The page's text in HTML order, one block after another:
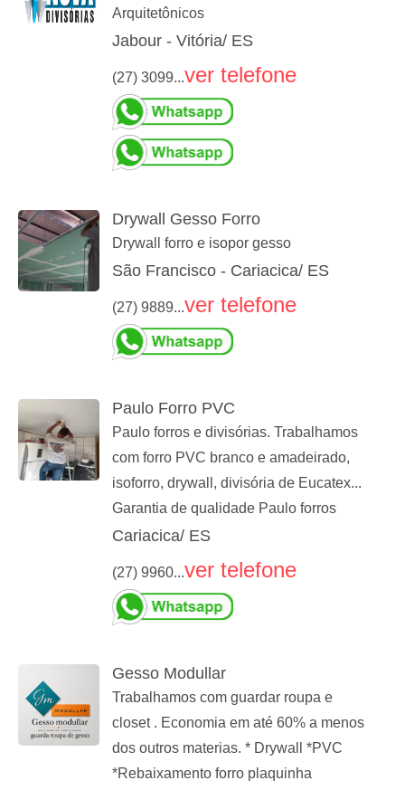
Arquitetônicos
Jabour - Vitória/ ES
(27) 3099...ver telefone
Drywall Gesso Forro
Drywall forro e isopor gesso
São Francisco - Cariacica/ ES
(27) 9889...ver telefone
Paulo Forro PVC
Paulo forros e divisórias. Trabalhamos
com forro PVC branco e amadeirado,
isoforro, drywall, divisória de Eucatex...
Garantia de qualidade Paulo forros
Cariacica/ ES
(27) 9960...ver telefone
Gesso Modullar
Trabalhamos com guardar roupa e
closet . Economia em até 60% a menos
dos outros materias. * Drywall *PVC
*Rebaixamento forro plaquinha